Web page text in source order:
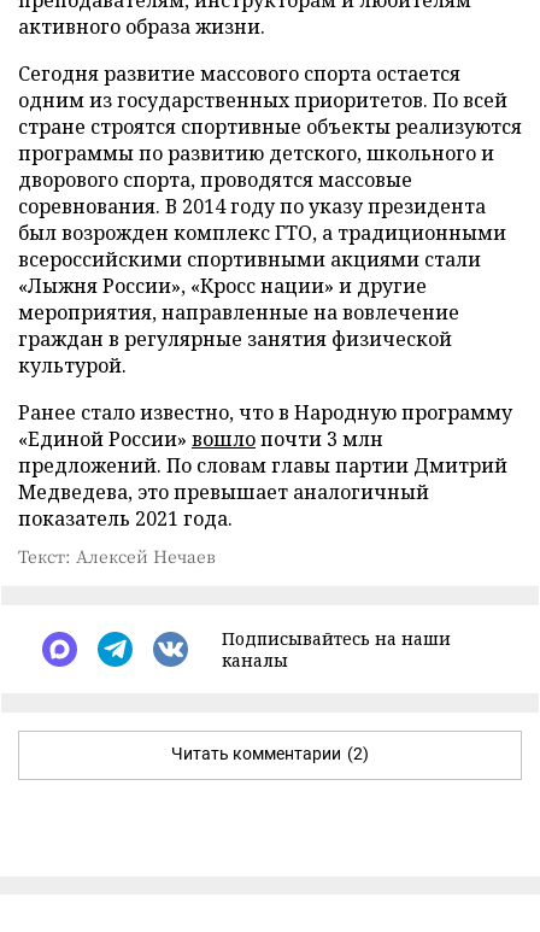
активного образа жизни.
Сегодня развитие массового спорта остается
одним из государственных приоритетов. По всей
стране строятся спортивные объекты реализуются
программы по развитию детского, школьного и
дворового спорта, проводятся массовые
соревнования. В 2014 году по указу президента
был возрожден комплекс ГТО, а традиционными
всероссийскими спортивными акциями стали
«Лыжня России», «Кросс нации» и другие
мероприятия, направленные на вовлечение
граждан в регулярные занятия физической
культурой.
Ранее стало известно, что в Народную программу
«Единой России» вошлопочти 3 млн
предложений. По словам главы партии Дмитрий
Медведева, это превышает аналогичный
показатель 2021 года.
Текст: Алексей Нечаев
Подписывайтесь на наши
каналы
Читать комментарии (2)